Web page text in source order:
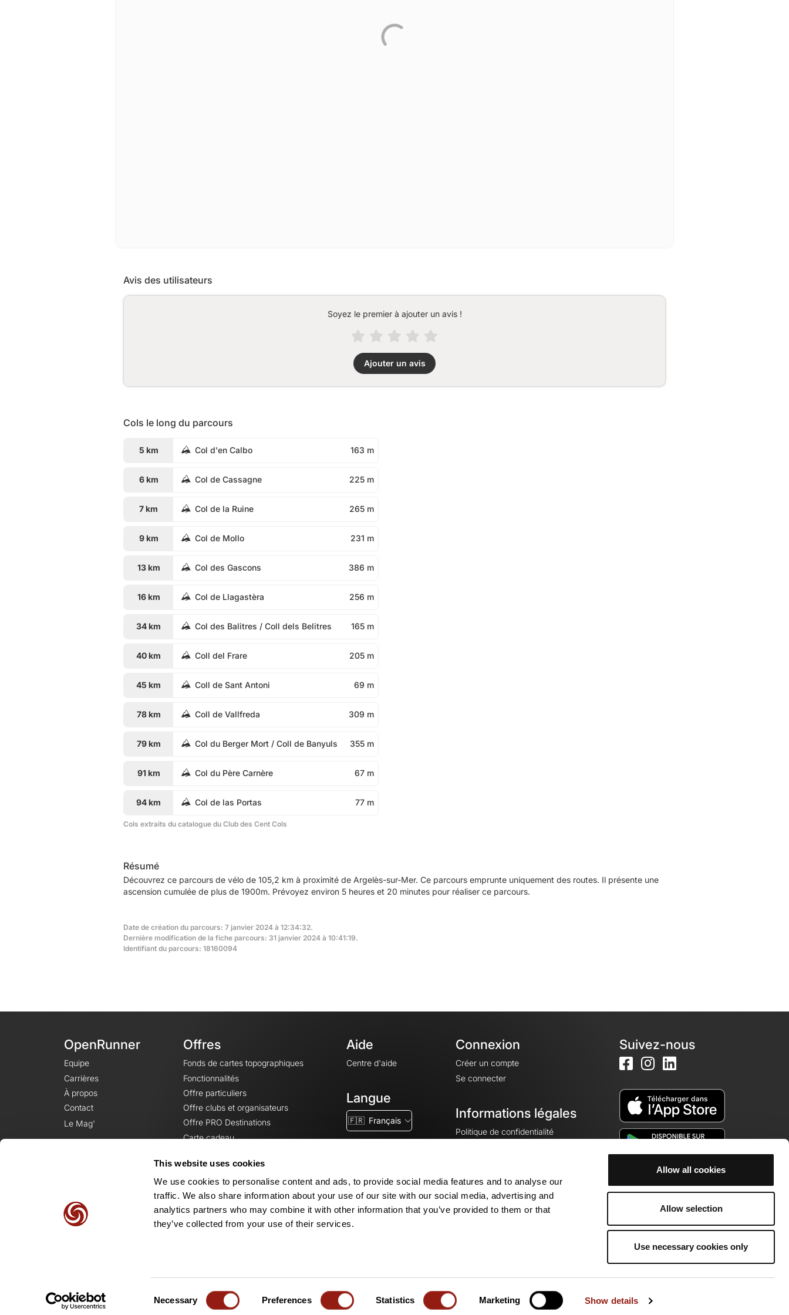
This website uses cookies
We use cookies to personalise content and ads, to provide social media features and to analyse our
traffic. We also share information about your use of our site with our social media, advertising and
analytics partners who may combine it with other information that you’ve provided to them or that
they’ve collected from your use of their services.
Necessary Preferences Statistics Marketing Show details
Allow all cookies
Allow selection
Use necessary cookies only
Avis des utilisateurs
Soyez le premier à ajouter un avis !
Ajouter un avis
Cols le long du parcours
5 km Col d'en Calbo 163 m
6 km Col de Cassagne 225 m
7 km Col de la Ruine 265 m
9 km Col de Mollo 231 m
13 km Col des Gascons 386 m
16 km Col de Llagastèra 256 m
34 km Col des Balitres / Coll dels Belitres 165 m
40 km Coll del Frare 205 m
45 km Coll de Sant Antoni 69 m
78 km Coll de Vallfreda 309 m
79 km Col du Berger Mort / Coll de Banyuls 355 m
91 km Col du Père Carnère 67 m
94 km Col de las Portas 77 m
Cols extraits du catalogue du Club des Cent Cols
Résumé
Découvrez ce parcours de vélo de 105,2 km à proximité de Argelès-sur-Mer. Ce parcours emprunte uniquement des routes. Il présente une
ascension cumulée de plus de 1900m. Prévoyez environ 5 heures et 20 minutes pour réaliser ce parcours.
Date de création du parcours: 7 janvier 2024 à 12:34:32.
Dernière modification de la fiche parcours: 31 janvier 2024 à 10:41:19.
Identifiant du parcours: 18160094
OpenRunner
Equipe
Carrières
À propos
Contact
Le Mag'
Offres
Fonds de cartes topographiques
Fonctionnalités
Offre particuliers
Offre clubs et organisateurs
Offre PRO Destinations
Carte cadeau
Aide
Centre d'aide
Langue
🇫🇷 Français
Connexion
Créer un compte
Se connecter
Informations légales
Politique de confidentialité
Mentions légales
Paramètres des cookies
Suivez-nous
Créez un compte et rejoignez la communauté de passionnés !